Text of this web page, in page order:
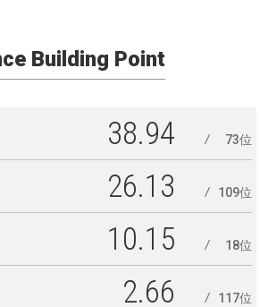
Building Point
38.94 73位
26.13 109位
10.15 18位
2.66 117位